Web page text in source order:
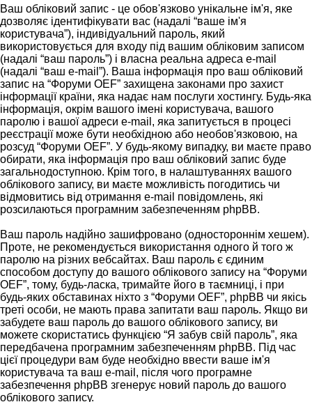
Ваш обліковий запис - це обов'язково унікальне ім'я, яке
дозволяє ідентифікувати вас (надалі “ваше ім'я
користувача”), індивідуальний пароль, який
використовується для входу під вашим обліковим записом
(надалі “ваш пароль”) і власна реальна адреса e-mail
(надалі “ваш e-mail”). Ваша інформація про ваш обліковий
запис на “Форуми OEF” захищена законами про захист
інформації країни, яка надає нам послуги хостингу. Будь-яка
інформація, окрім вашого імені користувача, вашого
паролю і вашої адреси e-mail, яка запитується в процесі
реєстрації може бути необхідною або необов'язковою, на
розсуд “Форуми OEF”. У будь-якому випадку, ви маєте право
обирати, яка інформація про ваш обліковий запис буде
загальнодоступною. Крім того, в налаштуваннях вашого
облікового запису, ви маєте можливість погодитись чи
відмовитись від отримання e-mail повідомлень, які
розсилаються програмним забезпеченням phpBB.
Ваш пароль надійно зашифровано (одностороннім хешем).
Проте, не рекомендується використання одного й того ж
паролю на різних вебсайтах. Ваш пароль є єдиним
способом доступу до вашого облікового запису на “Форуми
OEF”, тому, будь-ласка, тримайте його в таємниці, і при
будь-яких обставинах ніхто з “Форуми OEF”, phpBB чи якісь
треті особи, не мають права запитати ваш пароль. Якщо ви
забудете ваш пароль до вашого облікового запису, ви
можете скористатись функцією “Я забув свій пароль”, яка
передбачена програмним забезпеченням phpBB. Під час
цієї процедури вам буде необхідно ввести ваше ім'я
користувача та ваш e-mail, після чого програмне
забезпечення phpBB згенерує новий пароль до вашого
облікового запису.